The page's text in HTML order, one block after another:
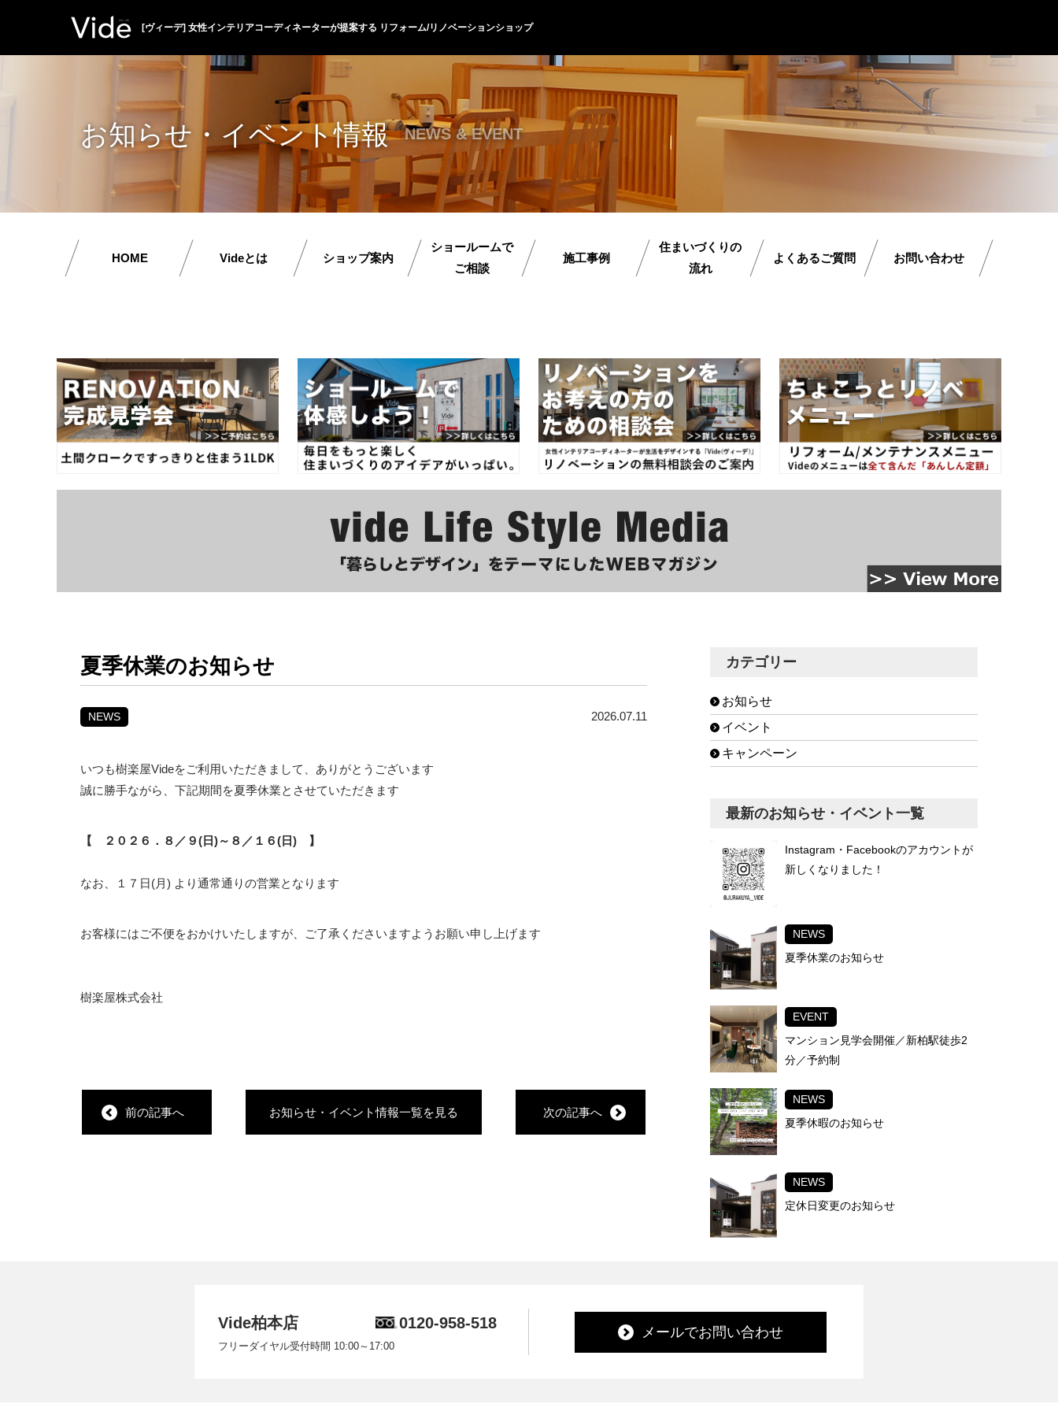
[ヴィーデ] 女性インテリアコーディネーターが提案する リフォーム/リノベーションショップ
お知らせ・イベント情報 NEWS & EVENT
HOME Videとは ショップ案内
ショールームで
ご相談
施工事例
住まいづくりの
流れ
よくあるご質問 お問い合わせ
夏季休業のお知らせ
NEWS 2026.07.11
いつも樹楽屋Videをご利用いただきまして、ありがとうございます
誠に勝手ながら、下記期間を夏季休業とさせていただきます
【 ２０２６．８／９(日)～８／１６(日) 】
なお、１７日(月) より通常通りの営業となります
お客様にはご不便をおかけいたしますが、ご了承くださいますようお願い申し上げます
樹楽屋株式会社
前の記事へ お知らせ・イベント情報一覧を見る 次の記事へ
カテゴリー
お知らせ
イベント
キャンペーン
最新のお知らせ・イベント一覧
Instagram・Facebookのアカウントが
新しくなりました！
NEWS
夏季休業のお知らせ
EVENT
マンション見学会開催／新柏駅徒歩2
分／予約制
NEWS
夏季休暇のお知らせ
NEWS
定休日変更のお知らせ
Vide柏本店 0120-958-518
フリーダイヤル受付時間 10:00～17:00
メールでお問い合わせ